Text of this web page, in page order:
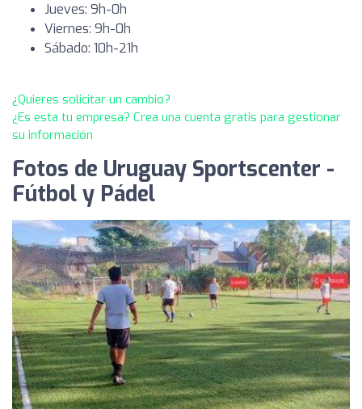
Jueves: 9h-0h
Viernes: 9h-0h
Sábado: 10h-21h
¿Quieres solicitar un cambio?
¿Es esta tu empresa? Crea una cuenta gratis para gestionar
su información
Fotos de Uruguay Sportscenter -
Fútbol y Pádel